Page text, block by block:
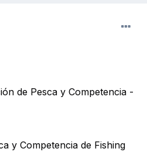
de Pesca y Competencia -
y Competencia de Fishing